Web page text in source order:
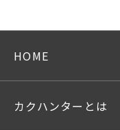
HOME
カクハンターとは